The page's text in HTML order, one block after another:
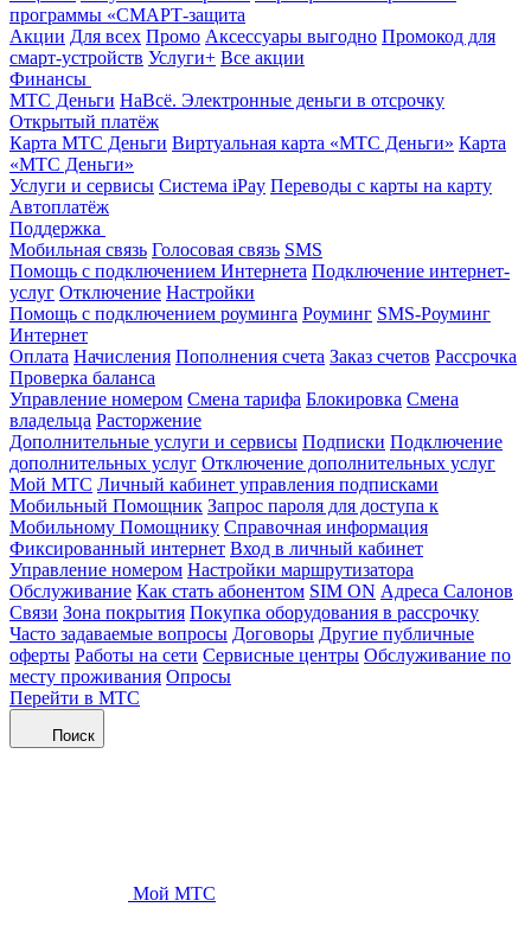
программы «СМАРТ-защита
Акции Для всех Промо Аксессуары выгодно Промокод для
смарт-устройств Услуги+ Все акции
Финансы
МТС Деньги НаВсё. Электронные деньги в отсрочку
Открытый платёж
Карта МТС Деньги Виртуальная карта «МТС Деньги» Карта
«МТС Деньги»
Услуги и сервисы Система iPay Переводы с карты на карту
Автоплатёж
Поддержка
Мобильная связь Голосовая связь SMS
Помощь с подключением Интернета Подключение интернет-
услуг Отключение Настройки
Помощь с подключением роуминга Роуминг SMS-Роуминг
Интернет
Оплата Начисления Пополнения счета Заказ счетов Рассрочка
Проверка баланса
Управление номером Смена тарифа Блокировка Смена
владельца Расторжение
Дополнительные услуги и сервисы Подписки Подключение
дополнительных услуг Отключение дополнительных услуг
Мой МТС Личный кабинет управления подписками
Мобильный Помощник Запрос пароля для доступа к
Мобильному Помощнику Справочная информация
Фиксированный интернет Вход в личный кабинет
Управление номером Настройки маршрутизатора
Обслуживание Как стать абонентом SIM ON Адреса Салонов
Связи Зона покрытия Покупка оборудования в рассрочку
Часто задаваемые вопросы Договоры Другие публичные
оферты Работы на сети Сервисные центры Обслуживание по
месту проживания Опросы
Перейти в МТС
Поиск
Мой МТС